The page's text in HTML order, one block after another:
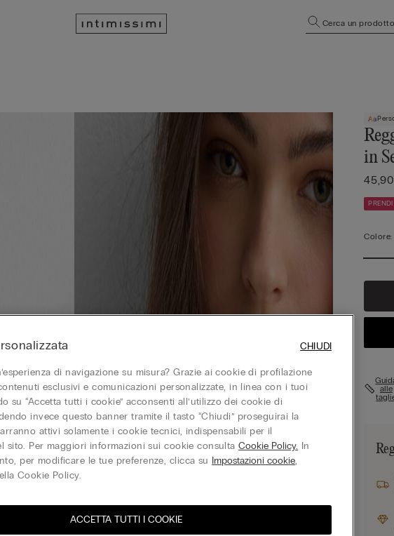
Cerca un prodotto
in
Colore:
alle
di navigazione su misura? Grazie ai cookie di profilazione
esclusivi e comunicazioni personalizzate, in linea con i tuoi
su “Accetta tutti i cookie” acconsenti all’utilizzo dei cookie di
invece questo banner tramite il tasto “Chiudi” proseguirai la
attivi solamente i cookie tecnici, indispensabili per il
sito. Per maggiori informazioni sui cookie consultaCookie Policy. In
per modificare le tue preferenze, clicca su Impostazioni cookie,
Cookie Policy.
ACCETTA TUTTI I COOKIE
CHIUDI